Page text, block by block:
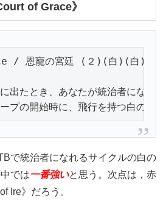
of Grace》
/ 恩寵の宮廷 (２)(白)(白)
出たとき、あなたが統治者になる。
プの開始時に、飛行を持つ白の
で統治者になれるサイクルの白の
では一番強いと思う。次点は，赤
Ire》だろう。